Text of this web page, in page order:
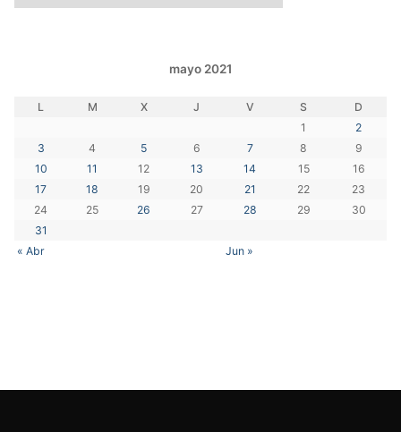
mayo 2021
L M X J V S D
« Abr Jun »
1
2
3
4 5 6 7 8
9
10
11 12 13 14 15
16
17
18 19 20 21 22
23
24
25 26 27 28 29
30
31